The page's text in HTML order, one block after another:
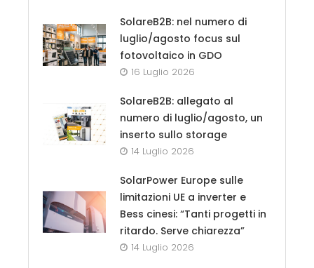
SolareB2B: nel numero di
luglio/agosto focus sul
fotovoltaico in GDO
16 Luglio 2026
SolareB2B: allegato al
numero di luglio/agosto, un
inserto sullo storage
14 Luglio 2026
SolarPower Europe sulle
limitazioni UE a inverter e
Bess cinesi: “Tanti progetti in
ritardo. Serve chiarezza”
14 Luglio 2026